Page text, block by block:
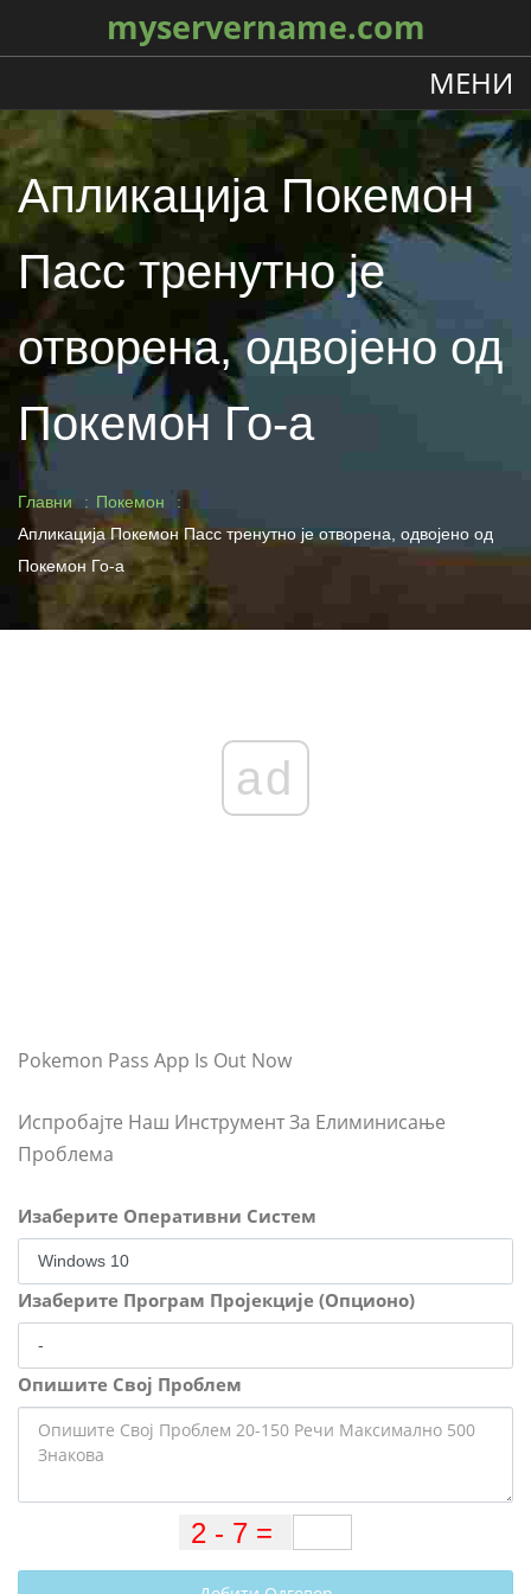
myservername.com
МЕНИ
Апликација Покемон
Пасс тренутно је
отворена, одвојено од
Покемон Го-а
Главни
Покемон
Апликација Покемон Пасс тренутно је отворена, одвојено од
Покемон Го-а
ad
Pokemon Pass App Is Out Now
Испробајте Наш Инструмент За Елиминисање
Проблема
Изаберите Оперативни Систем
Изаберите Програм Пројекције (Опционо)
Опишите Свој Проблем